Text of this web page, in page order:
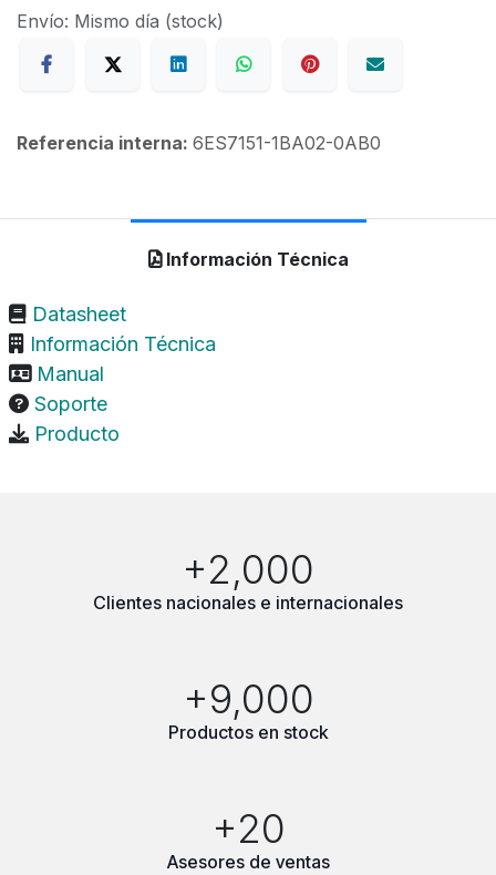
Envío: Mismo día (stock)
Referencia interna: 6ES7151-1BA02-0AB0
Información Técnica
Datasheet
Información Técnica
Manual
Soporte
Producto
+2,000
Clientes nacionales e internacionales
+9,000
Productos en stock
+20
Asesores de ventas